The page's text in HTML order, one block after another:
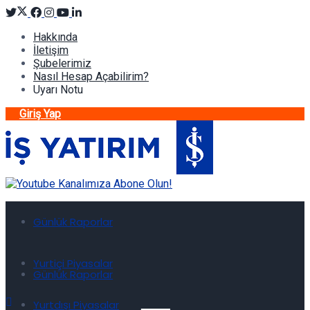
Hakkında
İletişim
Şubelerimiz
Nasıl Hesap Açabilirim?
Uyarı Notu
Giriş Yap
Günlük Raporlar
Yurtiçi Piyasalar
Yurtdışı Piyasalar
Günlük Raporlar